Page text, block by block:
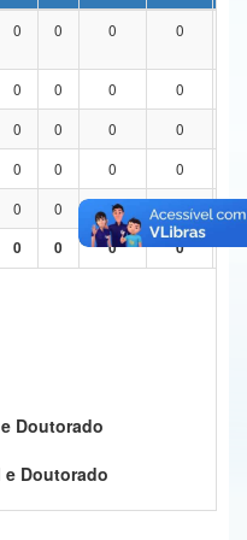
Comunicações
Humanos
0 0 0 0
0 0 0 0
0 0 0 0
0 0 0 0
0 0 0 0
0
0 0 0 0 0
Doutorado
e Doutorado